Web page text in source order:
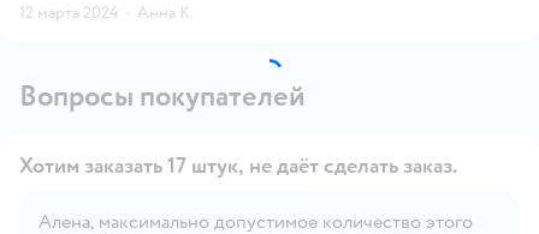
12 марта 2024 · Анна К.
Вопросы покупателей
Хотим заказать 17 штук, не даёт сделать заказ.
Алена, максимально допустимое количество этого